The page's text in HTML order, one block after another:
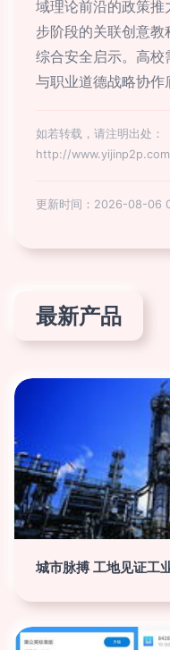
域理论前沿的政策
步阶段的关联创意
综合安全启示。高
与职业道德战略协作
如若转载，请注明出处：
http://
更新时间：2026-08-06
最新产品
城市脉搏 工地见证工